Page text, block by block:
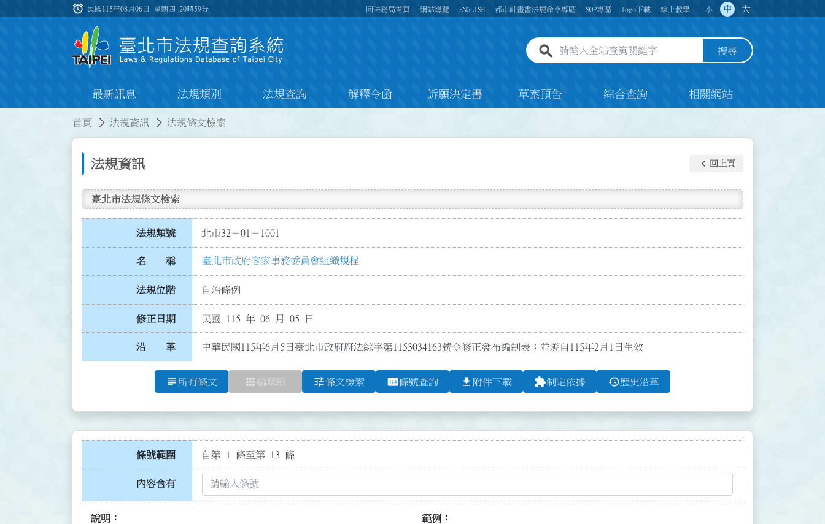
:::
alarm 民國115年08月06日 星期四20時59分 回法務局首頁 網站導覽 ENGLISH 都市計畫書法規命令專區 SOP專區 logo下載 線上教學 小 中 大
全站查詢關鍵字欄位 搜尋
最新訊息 法規類別 法規查詢 解釋令函 訴願決定書 草案預告 綜合查詢 相關網站
首頁 法規資訊 法規條文檢索
法規資訊 keyboard_arrow_left 回上頁
臺北市法規條文檢索
法規類號 北市32－01－1001
名 稱 臺北市政府客家事務委員會組織規程
法規位階 自治條例
修正日期 民國 115 年 06 月 05 日
沿 革 中華民國115年6月5日臺北市政府府法綜字第1153034163號令修正發布編制表；並溯自115年2月1日生效
subject 所有條文 apps 編章節 tune條文檢索 pin條號查詢 file_download 附件下載 extension制定依據 history歷史沿革
條號範圍 自第 1 條至第 13 條
內容含有
說明：
範例：